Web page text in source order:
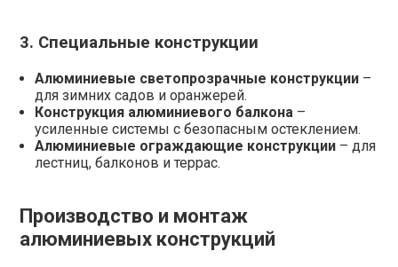
3. Специальные конструкции
Алюминиевые светопрозрачные конструкции–
для зимних садов и оранжерей.
Конструкция алюминиевого балкона–
усиленные системы с безопасным остеклением.
Алюминиевые ограждающие конструкции– для
лестниц, балконов и террас.
Производство и монтаж
алюминиевых конструкций